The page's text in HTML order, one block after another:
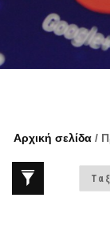
Αρχική σελίδα /